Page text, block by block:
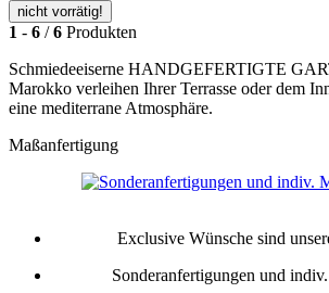
nicht vorrätig!
1 - 6 /6 Produkten
Schmiedeeiserne HANDGEFERTIGTE
Marokko verleihen Ihrer Terrasse oder dem
eine mediterrane Atmosphäre.
Maßanfertigung
Exclusive Wünsche sind
Sonderanfertigungen und